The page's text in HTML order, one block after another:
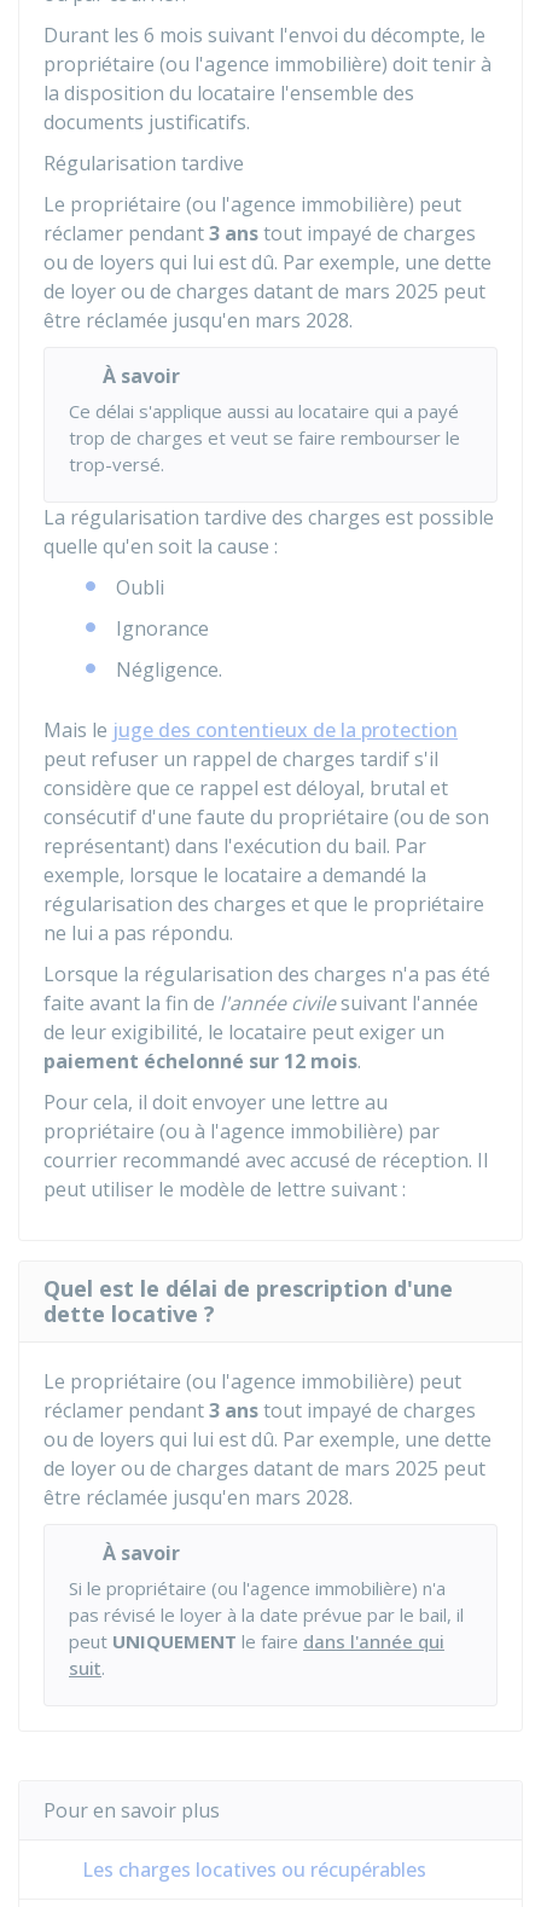
Durant les 6 mois suivant l'envoi du décompte, le
propriétaire (ou l'agence immobilière) doit tenir à
la disposition du locataire l'ensemble des
documents justificatifs.
Régularisation tardive
Le propriétaire (ou l'agence immobilière) peut
réclamer pendant3 anstout impayé de charges
ou de loyers qui lui est dû. Par exemple, une dette
de loyer ou de charges datant de mars 2025 peut
être réclamée jusqu'en mars 2028.
À savoir
Ce délai s'applique aussi au locataire qui a payé
trop de charges et veut se faire rembourser le
trop-versé.
La régularisation tardive des charges est possible
quelle qu'en soit la cause :
Oubli
Ignorance
Négligence.
Mais le juge des contentieux de la protection
peut refuser un rappel de charges tardif s'il
considère que ce rappel est déloyal, brutal et
consécutif d'une faute du propriétaire (ou de son
représentant) dans l'exécution du bail. Par
exemple, lorsque le locataire a demandé la
régularisation des charges et que le propriétaire
ne lui a pas répondu.
Lorsque la régularisation des charges n'a pas été
faite avant la fin de l'année civilesuivant l'année
de leur exigibilité, le locataire peut exiger un
paiement échelonné sur 12 mois.
Pour cela, il doit envoyer une lettre au
propriétaire (ou à l'agence immobilière) par
courrier recommandé avec accusé de réception. Il
peut utiliser le modèle de lettre suivant :
Quel est le délai de prescription d'une
dette locative ?
Le propriétaire (ou l'agence immobilière) peut
réclamer pendant3 anstout impayé de charges
ou de loyers qui lui est dû. Par exemple, une dette
de loyer ou de charges datant de mars 2025 peut
être réclamée jusqu'en mars 2028.
À savoir
Si le propriétaire (ou l'agence immobilière) n'a
pas révisé le loyer à la date prévue par le bail, il
peut UNIQUEMENT le faire dans l'année qui
suit.
Pour en savoir plus
Les charges locatives ou récupérables